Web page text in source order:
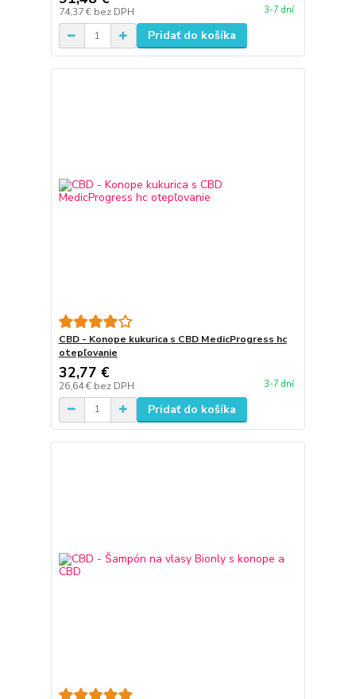
74,37 € bez DPH 3-7 dní
Pridať do košíka
CBD - Konope kukurica s CBD MedicProgress hc
otepľovanie
32,77 €
26,64 € bez DPH 3-7 dní
Pridať do košíka